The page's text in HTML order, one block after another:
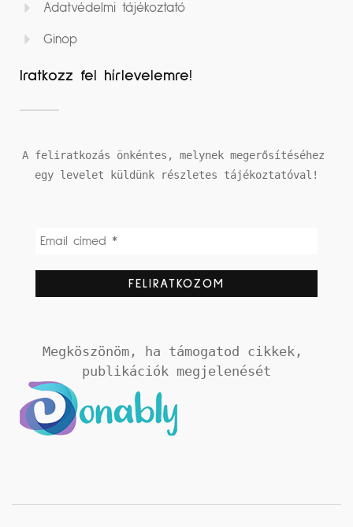
Adatvédelmi tájékoztató
Ginop
Iratkozz fel hírlevelemre!
A feliratkozás önkéntes, melynek megerősítéséhez
egy levelet küldünk részletes tájékoztatóval!
Megköszönöm, ha támogatod cikkek,
publikációk megjelenését